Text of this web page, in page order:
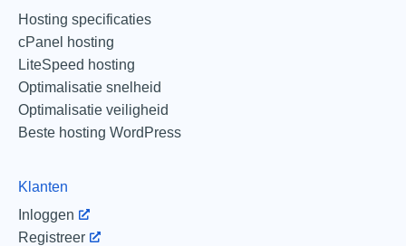
Hosting specificaties
cPanel hosting
LiteSpeed hosting
Optimalisatie snelheid
Optimalisatie veiligheid
Beste hosting WordPress
Klanten
Inloggen
Registreer